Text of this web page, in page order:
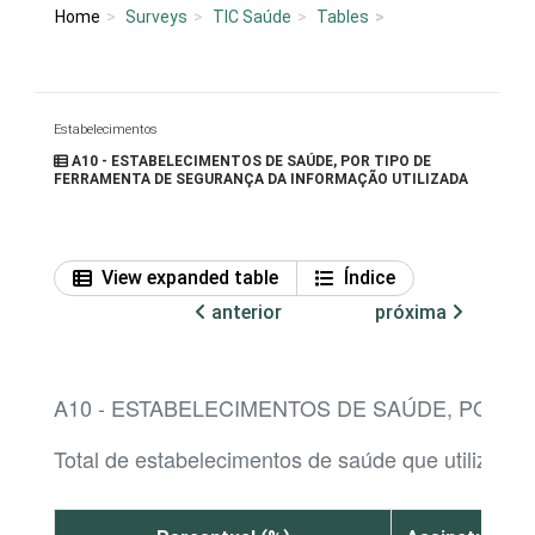
Home Surveys TIC Saúde Tables
Estabelecimentos
A10 - ESTABELECIMENTOS DE SAÚDE, POR TIPO DE
FERRAMENTA DE SEGURANÇA DA INFORMAÇÃO UTILIZADA
View expanded table
Índice
anterior
próxima
A10 - ESTABELECIMENTOS DE SAÚDE, POR
Total de estabelecimentos de saúde que